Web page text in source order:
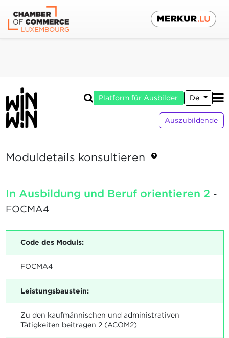
Platform für Ausbilder De
Auszubildende
Moduldetails konsultieren
In Ausbildung und Beruf orientieren 2 -
FOCMA4
Code des Moduls:
FOCMA4
Leistungsbaustein:
Zu den kaufmännischen und administrativen
Tätigkeiten beitragen 2 (ACOM2)